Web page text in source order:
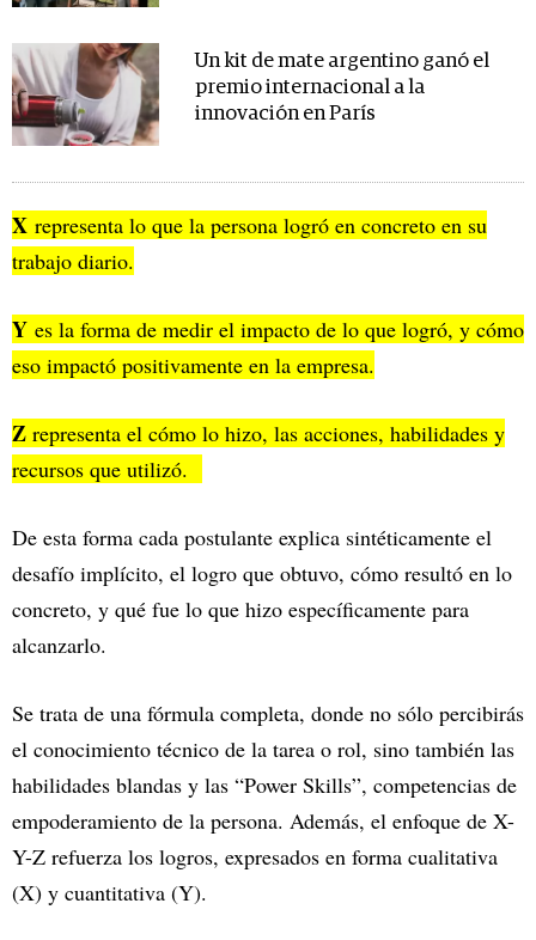
Un kit de mate argentino ganó el
premio internacional a la
innovación en París
X representa lo que la persona logró en concreto en su
trabajo diario.
Y es la forma de medir el impacto de lo que logró, y cómo
eso impactó positivamente en la empresa.
Z representa el cómo lo hizo, las acciones, habilidades y
recursos que utilizó.
De esta forma cada postulante explica sintéticamente el
desafío implícito, el logro que obtuvo, cómo resultó en lo
concreto, y qué fue lo que hizo específicamente para
alcanzarlo.
Se trata de una fórmula completa, donde no sólo percibirás
el conocimiento técnico de la tarea o rol, sino también las
habilidades blandas y las “Power Skills”, competencias de
empoderamiento de la persona. Además, el enfoque de X-
Y-Z refuerza los logros, expresados en forma cualitativa
(X) y cuantitativa (Y).